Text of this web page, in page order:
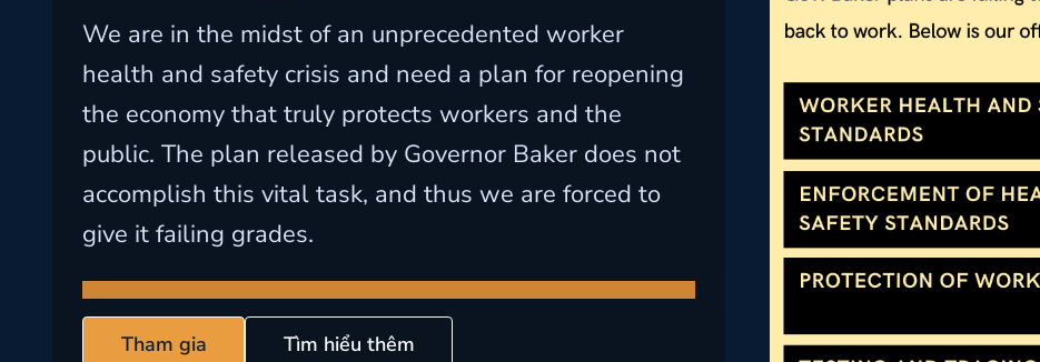
We are in the midst of an unprecedented worker
health and safety crisis and need a plan for reopening
the economy that truly protects workers and the
public. The plan released by Governor Baker does not
accomplish this vital task, and thus we are forced to
give it failing grades.
Tham gia Tìm hiểu thêm